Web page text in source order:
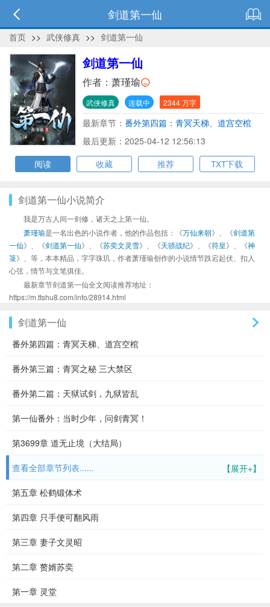
剑道第一仙
首页 >> 武侠修真 >> 剑道第一仙
剑道第一仙
作者： 萧瑾瑜
武侠修真 连载中 2344 万字
最新章节： 番外第四篇：青冥天梯、道宫空棺
最后更新：2025-04-12 12:56:13
阅读
收藏 推荐 TXT下载
剑道第一仙小说简介
我是万古人间一剑修，诸天之上第一仙。
萧瑾瑜是一名出色的小说作者，他的作品包括：《万仙来朝》、《剑道第
一仙》、《剑道第一仙》、《苏奕文灵雪》、《天骄战纪》、《符皇》、《神
箓》、等，本本精品，字字珠玑，作者萧瑾瑜创作的小说情节跌宕起伏、扣人
心弦，情节与文笔俱佳。
最新章节剑道第一仙全文阅读推荐地址：
https://m.ttshu8.com/info/28914.html
剑道第一仙
番外第四篇：青冥天梯、道宫空棺
番外第三篇：青冥之秘 三大禁区
番外第二篇：天狱试剑，九狱皆乱
第一仙番外：当时少年，问剑青冥！
第3699章 道无止境（大结局）
【展开+】
查看全部章节列表......
第五章 松鹤锻体术
第四章 只手便可翻风雨
第三章 妻子文灵昭
第二章 赘婿苏奕
第一章 灵堂